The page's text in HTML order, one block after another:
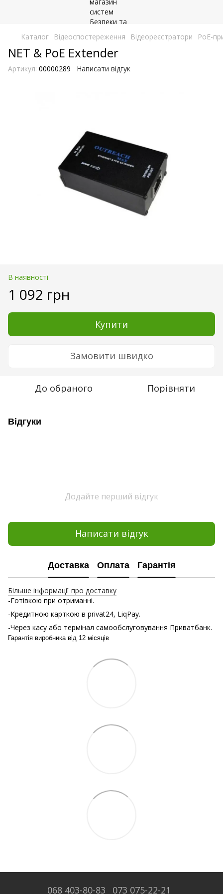
Каталог Відеоспостереження Відеореєстратори PoE-
NET & PoE Extender
Артикул: 00000289 Написати відгук
В наявності
1 092 грн
Купити
Замовити швидко
До обраного Порівняти
Відгуки
Додайте перший відгук
Написати відгук
Доставка Оплата Гарантія
Більше інформації про доставку
-Готівкою при отриманні.
-Кредитною карткою в privat24, LiqPay.
-Через касу або термінал самообслуговування Приватбанк.
Гарантія виробника від 12 місяців
068 403-80-83 073 075-22-21